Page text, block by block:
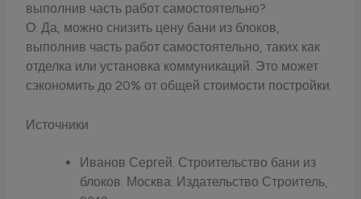
выполнив часть работ самостоятельно?
О: Да, можно снизить цену бани из блоков,
выполнив часть работ самостоятельно, таких как
отделка или установка коммуникаций. Это может
сэкономить до 20% от общей стоимости постройки.
Источники
Иванов Сергей. Строительство бани из
блоков. Москва: Издательство Строитель,